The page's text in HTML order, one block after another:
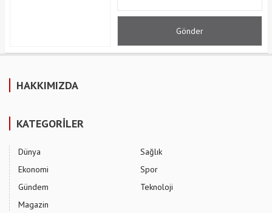
HAKKIMIZDA
KATEGORİLER
Dünya
Ekonomi
Gündem
Magazin
Sağlık
Spor
Teknoloji